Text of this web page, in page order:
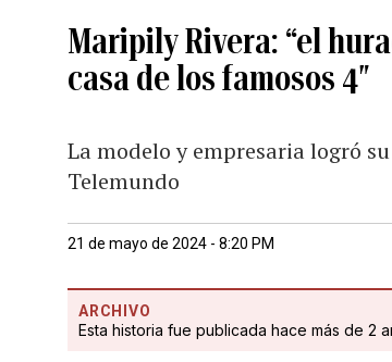
Maripily Rivera: “el
casa de los famosos 4″
La modelo y empresaria logró
Telemundo
21 de mayo de 2024 - 8:20 PM
ARCHIVO
Esta historia fue publicada hace más de 2